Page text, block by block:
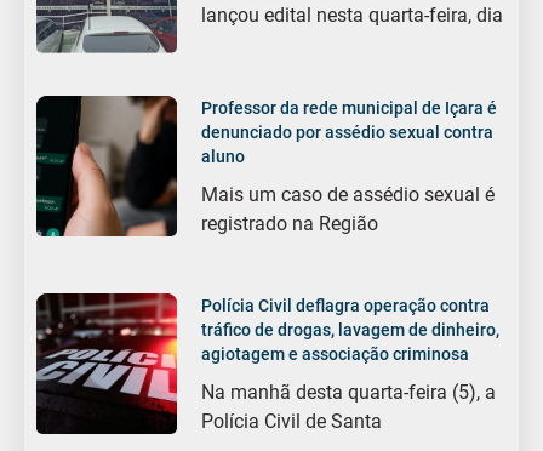
lançou edital nesta quarta-feira, dia
Professor da rede municipal de Içara é
denunciado por assédio sexual contra
aluno
Mais um caso de assédio sexual é
registrado na Região
Polícia Civil deflagra operação contra
tráfico de drogas, lavagem de dinheiro,
agiotagem e associação criminosa
Na manhã desta quarta-feira (5), a
Polícia Civil de Santa